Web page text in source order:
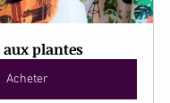
plantes
Acheter